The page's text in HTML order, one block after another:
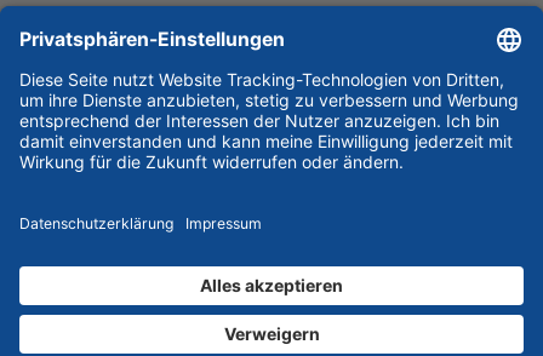
Rechnung
ESSKA International
Partner & Zertifikate